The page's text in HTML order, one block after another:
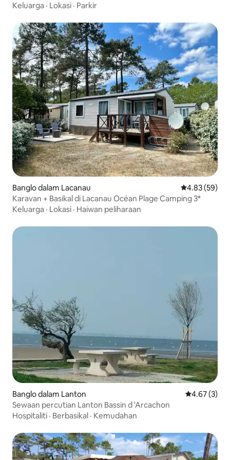
Mayotte
Keluarga · Lokasi · Parkir
Banglo dalam Lacanau Penarafan
4.83 (59)
Karavan + Basikal di Lacanau Océan Plage Camping 3*
Keluarga · Lokasi · Haiwan peliharaan
Banglo dalam Lanton Penarafan
4.67 (3)
Sewaan percutian Lanton Bassin d 'Arcachon
Hospitaliti · Berbasikal · Kemudahan